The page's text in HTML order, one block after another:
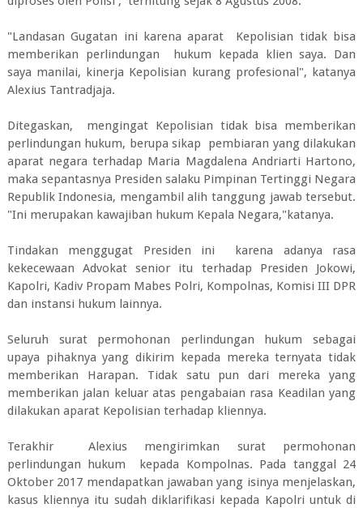
"Landasan Gugatan ini karena aparat Kepolisian tidak bisa
memberikan perlindungan hukum kepada klien saya. Dan
saya manilai, kinerja Kepolisian kurang profesional", katanya
Alexius Tantradjaja.
Ditegaskan, mengingat Kepolisian tidak bisa memberikan
perlindungan hukum, berupa sikap pembiaran yang dilakukan
aparat negara terhadap Maria Magdalena Andriarti Hartono,
maka sepantasnya Presiden salaku Pimpinan Tertinggi Negara
Republik Indonesia, mengambil alih tanggung jawab tersebut.
"Ini merupakan kawajiban hukum Kepala Negara,"katanya.
Tindakan menggugat Presiden ini karena adanya rasa
kekecewaan Advokat senior itu terhadap Presiden Jokowi,
Kapolri, Kadiv Propam Mabes Polri, Kompolnas, Komisi III DPR
dan instansi hukum lainnya.
Seluruh surat permohonan perlindungan hukum sebagai
upaya pihaknya yang dikirim kepada mereka ternyata tidak
memberikan Harapan. Tidak satu pun dari mereka yang
memberikan jalan keluar atas pengabaian rasa Keadilan yang
dilakukan aparat Kepolisian terhadap kliennya.
Terakhir Alexius mengirimkan surat permohonan
perlindungan hukum kepada Kompolnas. Pada tanggal 24
Oktober 2017 mendapatkan jawaban yang isinya menjelaskan,
kasus kliennya itu sudah diklarifikasi kepada Kapolri untuk di